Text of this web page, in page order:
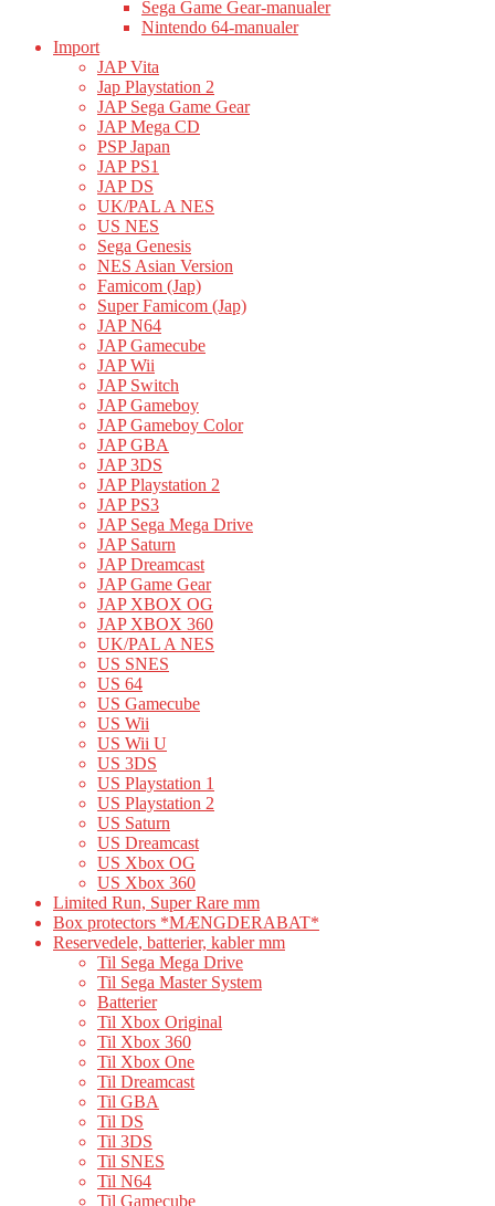
Sega Game Gear-manualer
Nintendo 64-manualer
Import
JAP Vita
Jap Playstation 2
JAP Sega Game Gear
JAP Mega CD
PSP Japan
JAP PS1
JAP DS
UK/PAL A NES
US NES
Sega Genesis
NES Asian Version
Famicom (Jap)
Super Famicom (Jap)
JAP N64
JAP Gamecube
JAP Wii
JAP Switch
JAP Gameboy
JAP Gameboy Color
JAP GBA
JAP 3DS
JAP Playstation 2
JAP PS3
JAP Sega Mega Drive
JAP Saturn
JAP Dreamcast
JAP Game Gear
JAP XBOX OG
JAP XBOX 360
UK/PAL A NES
US SNES
US 64
US Gamecube
US Wii
US Wii U
US 3DS
US Playstation 1
US Playstation 2
US Saturn
US Dreamcast
US Xbox OG
US Xbox 360
Limited Run, Super Rare mm
Box protectors *MÆNGDERABAT*
Reservedele, batterier, kabler mm
Til Sega Mega Drive
Til Sega Master System
Batterier
Til Xbox Original
Til Xbox 360
Til Xbox One
Til Dreamcast
Til GBA
Til DS
Til 3DS
Til SNES
Til N64
Til Gamecube